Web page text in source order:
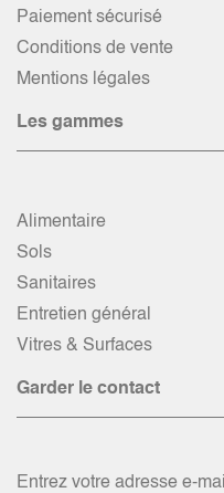
Paiement sécurisé
Conditions de vente
Mentions légales
Les gammes
Alimentaire
Sols
Sanitaires
Entretien général
Vitres & Surfaces
Garder le contact
Entrez votre adresse e-